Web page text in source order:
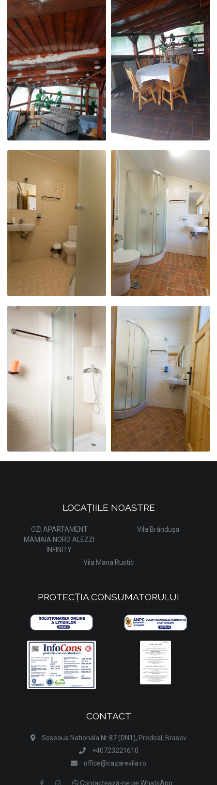
CAMERA 2
SINGLE
CAMERA 3
SINGLE
CAMERA 4 CAMERA 5
KING SIZE
CAMERA 6 CAMERA 7
KING SIZE
CAMERA 8
KING SIZE
CAMERA 9
KING SIZE
LOCAȚIILE NOASTRE
OZI APARTAMENT
MAMAIA NORD ALEZZI
INFINITY
Vila Brândușa
Vila Maria Rustic
PROTECȚIA CONSUMATORULUI
CONTACT
Soseaua Nationala Nr 87 (DN1), Predeal, Brasov
+40723221610
office@cazarevila.ro
Contactează-ne pe WhatsApp